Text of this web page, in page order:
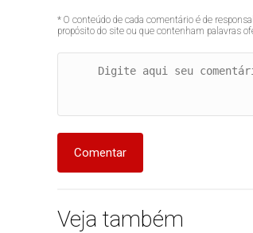
* O conteúdo de cada comentário é de
propósito do site ou que contenham palavras
Comentar
Veja também